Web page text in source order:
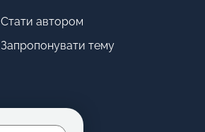
Стати автором
Запропонувати тему